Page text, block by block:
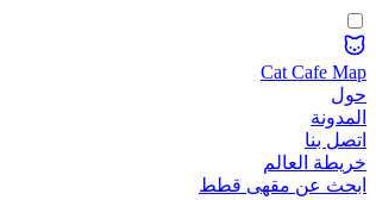
Cat Cafe Map
حول
المدونة
اتصل بنا
خريطة العالم
ابحث عن مقهى قطط